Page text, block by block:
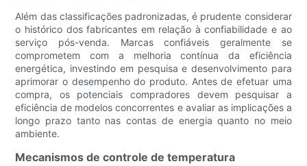
Além das classificações padronizadas, é prudente considerar
o histórico dos fabricantes em relação à confiabilidade e ao
serviço pós-venda. Marcas confiáveis ​​geralmente se
comprometem com a melhoria contínua da eficiência
energética, investindo em pesquisa e desenvolvimento para
aprimorar o desempenho do produto. Antes de efetuar uma
compra, os potenciais compradores devem pesquisar a
eficiência de modelos concorrentes e avaliar as implicações a
longo prazo tanto nas contas de energia quanto no meio
ambiente.
Mecanismos de controle de temperatura